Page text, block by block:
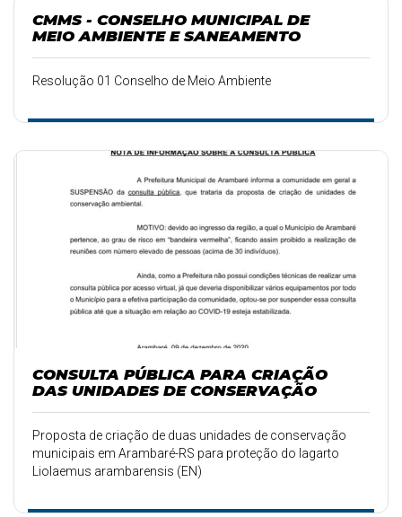
CMMS - CONSELHO MUNICIPAL DE
MEIO AMBIENTE E SANEAMENTO
Resolução 01 Conselho de Meio Ambiente
CONSULTA PÚBLICA PARA CRIAÇÃO
DAS UNIDADES DE CONSERVAÇÃO
Proposta de criação de duas unidades de conservação
municipais em Arambaré-RS para proteção do lagarto
Liolaemus arambarensis (EN)